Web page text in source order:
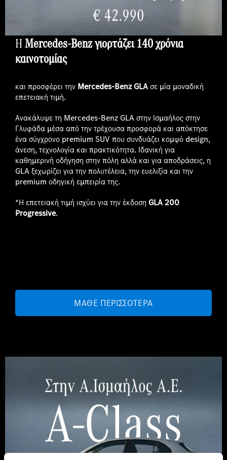
ΗMercedes-Benz γιορτάζει 140 χρόνια
καινοτομίας
και προσφέρει την Mercedes-Benz GLAσε μία μοναδική
επετειακή τιμή.
Ανακάλυψε τη Mercedes-Benz GLA στην Ισμαήλος στην
Γλυφάδα μέσα από την τρέχουσα προσφορά και απόκτησε
ένα σύγχρονο premium SUV που συνδυάζει κομψό design,
άνεση, τεχνολογία και πρακτικότητα. Ιδανική για
καθημερινή οδήγηση στην πόλη αλλά και για αποδράσεις, η
GLA ξεχωρίζει για την πολυτέλεια, την ευελιξία και την
premium οδηγική εμπειρία της.
*Η επετειακή τιμή ισχύει για την έκδοση GLA 200
Progressive.
ΜΑΘΕ ΠΕΡΙΣΣΟΤΕΡΑ